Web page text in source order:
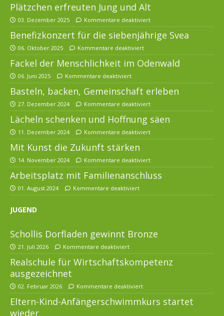
Plätzchen erfreuten Jung und Alt
03. Dezember 2025 Kommentare deaktiviert
Benefizkonzert für die siebenjährige Svea
06. Oktober 2025 Kommentare deaktiviert
Fackel der Menschlichkeit im Odenwald
06. Juni 2025 Kommentare deaktiviert
Basteln, backen, Gemeinschaft erleben
27. Dezember 2024 Kommentare deaktiviert
Lächeln schenken und Hoffnung säen
11. Dezember 2024 Kommentare deaktiviert
Mit Kunst die Zukunft stärken
14. November 2024 Kommentare deaktiviert
Arbeitsplatz mit Familienanschluss
01. August 2024 Kommentare deaktiviert
JUGEND
Schollis Dorfladen gewinnt Bronze
21. Juli 2026 Kommentare deaktiviert
Realschule für Wirtschaftskompetenz
ausgezeichnet
02. Februar 2026 Kommentare deaktiviert
Eltern-Kind-Anfängerschwimmkurs startet
wieder